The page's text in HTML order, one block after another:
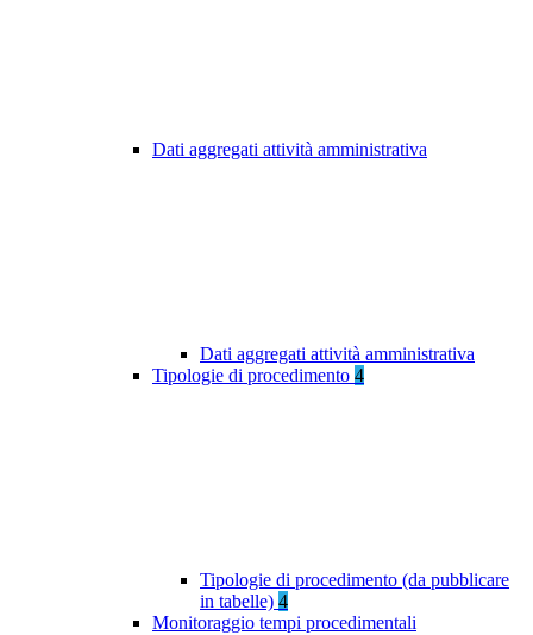
Dati aggregati attività amministrativa
Dati aggregati attività amministrativa
Tipologie di procedimento 4
Tipologie di procedimento (da pubblicare
in tabelle) 4
Monitoraggio tempi procedimentali